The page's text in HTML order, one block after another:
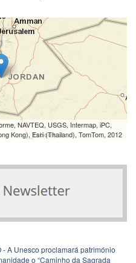
NAVTEQ, USGS, Intermap, iPC,
Kong), Esri (Thailand), TomTom, 2012
- A Unesco proclamará património
o “Caminho da Sagrada